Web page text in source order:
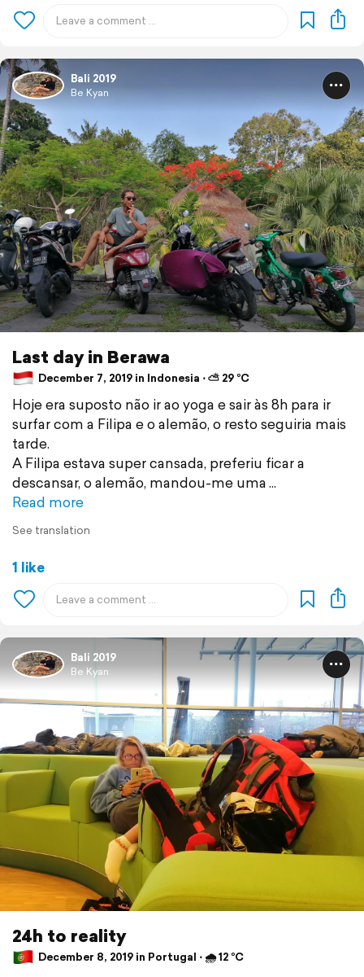
Bali 2019
Be Kyan
Last day in Berawa
December 7, 2019 in Indonesia ⋅ ⛅ 29 °C
Hoje era suposto não ir ao yoga e sair às 8h para ir
surfar com a Filipa e o alemão, o resto seguiria mais
tarde.
A Filipa estava super cansada, preferiu ficar a
descansar, o alemão, mandou-me uma
Read more
See translation
1 like
Bali 2019
Be Kyan
24h to reality
December 8, 2019 in Portugal ⋅ 🌧 12 °C